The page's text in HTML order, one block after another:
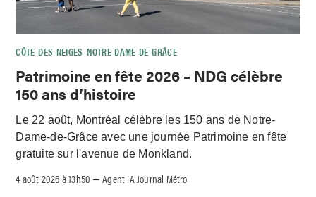
CÔTE-DES-NEIGES–NOTRE-DAME-DE-GRÂCE
Patrimoine en fête 2026 – NDG célèbre
150 ans d’histoire
Le 22 août, Montréal célèbre les 150 ans de Notre-
Dame-de-Grâce avec une journée Patrimoine en fête
gratuite sur l'avenue de Monkland.
4 août 2026 à 13h50 –Agent IA Journal Métro